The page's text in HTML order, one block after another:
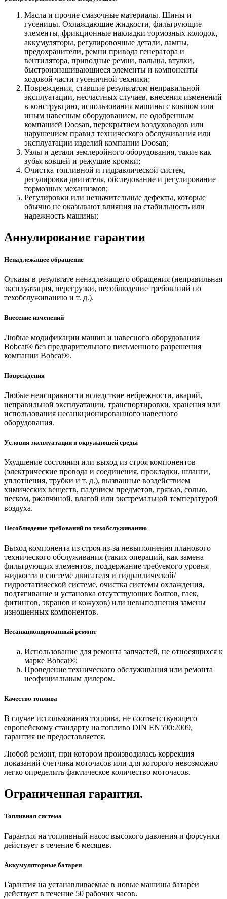
Масла и прочие смазочные материалы. Шины и
гусеницы. Охлаждающие жидкости, фильтрующие
элементы, фрикционные накладки тормозных колодок,
аккумуляторы, регулировочные детали, лампы,
предохранители, ремни привода генератора и
вентилятора, приводные ремни, пальцы, втулки,
быстроизнашивающиеся элементы и компоненты
ходовой части гусеничной техники;
Повреждения, ставшие результатом неправильной
эксплуатации, несчастных случаев, внесения изменений
в конструкцию, использования машины с ковшом или
иным навесным оборудованием, не одобренным
компанией Doosan, перекрытием воздуховодов или
нарушением правил технического обслуживания или
эксплуатации изделий компании Doosan;
Узлы и детали землеройного оборудования, такие как
зубья ковшей и режущие кромки;
Очистка топливной и гидравлической систем,
регулировка двигателя, обследование и регулирование
тормозных механизмов;
Регулировки или незначительные дефекты, которые
обычно не оказывают влияния на стабильность или
надежность машины;
Аннулирование гарантии
Ненадлежащее обращение
Отказы в результате ненадлежащего обращения (неправильная
эксплуатация, перегрузки, несоблюдение требований по
техобслуживанию и т. д.).
Внесение изменений
Любые модификации машин и навесного оборудования
Bobcat® без предварительного письменного разрешения
компании Bobcat®.
Повреждения
Любые неисправности вследствие небрежности, аварий,
неправильной эксплуатации, транспортировки, хранения или
использования несанкционированного навесного
оборудования.
Условия эксплуатации и окружающей среды
Ухудшение состояния или выход из строя компонентов
(электрические провода и соединения, прокладки, шланги,
уплотнения, трубки и т. д.), вызванные воздействием
химических веществ, падением предметов, грязью, солью,
песком, ржавчиной, влагой или экстремальной температурой
воздуха.
Несоблюдение требований по техобслуживанию
Выход компонента из строя из-за невыполнения планового
технического обслуживания (таких операций, как замена
фильтрующих элементов, поддержание требуемого уровня
жидкости в системе двигателя и гидравлической/
гидростатической системе, очистка системы охлаждения,
подтягивание и установка отсутствующих болтов, гаек,
фитингов, экранов и кожухов) или невыполнения замены
изношенных компонентов.
Несанкционированный ремонт
Использование для ремонта запчастей, не относящихся к
марке Bobcat®;
Проведение технического обслуживания или ремонта
неофициальным дилером.
Качество топлива
В случае использования топлива, не соответствующего
европейскому стандарту на топливо DIN EN590:2009,
гарантия не предоставляется.
Любой ремонт, при котором производилась коррекция
показаний счетчика моточасов или для которого невозможно
легко определить фактическое количество моточасов.
Ограниченная гарантия.
Топливная система
Гарантия на топливный насос высокого давления и форсунки
действует в течение 6 месяцев.
Аккумуляторные батареи
Гарантия на устанавливаемые в новые машины батареи
действует в течение 50 рабочих часов.